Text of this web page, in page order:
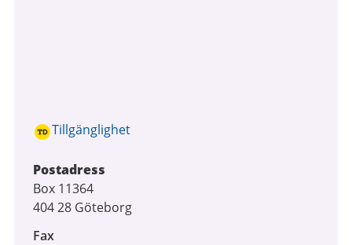
Tillgänglighet
Postadress
Box 11364
404 28 Göteborg
Fax